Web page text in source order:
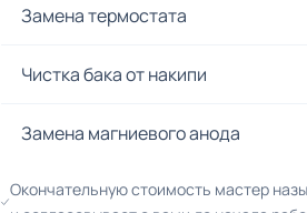
Замена термостата
Чистка бака от накипи
Замена магниевого анода
Окончательную стоимость мастер